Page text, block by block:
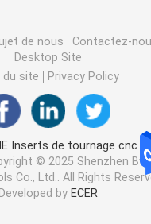
de nous
Contactez-
Desktop Site
du site
Privacy Policy
Inserts de tournage cnc
© 2025 Shenzhen
Co., Ltd.. All Rights
Developed by ECER